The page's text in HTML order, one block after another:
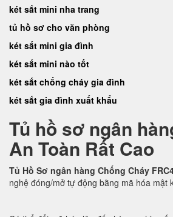
két sắt mini nha trang
tủ hồ sơ cho văn phòng
két sắt mini gia đình
két sắt mini nào tốt
két sắt chống cháy gia đình
két sắt gia đình xuất khẩu
Tủ hồ sơ ngân
An Toàn Rất Cao
Tủ Hồ Sơ ngân hàng Chống Cháy
nghệ đóng/mở tự động bằng mã hóa mật